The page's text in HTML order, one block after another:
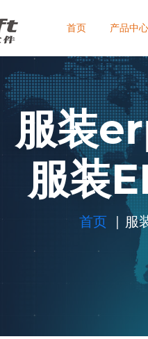
首页 产品中心
服装
服装
首页 服